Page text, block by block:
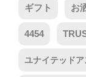
ギフト お
4454
ユナイテッド